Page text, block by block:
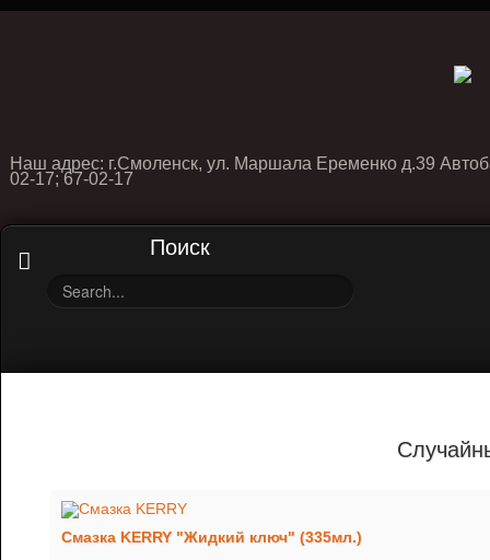
Наш адрес: г.Смоленск, ул. Маршала Еременко д.39
02-17; 67-02-17
Поиск
Смазка KERRY "Жидкий ключ" (335мл.)